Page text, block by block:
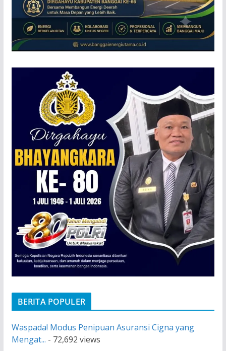
BERITA POPULER
Waspada! Modus Penipuan Asuransi Cigna yang
Mengat... - 72,692 views